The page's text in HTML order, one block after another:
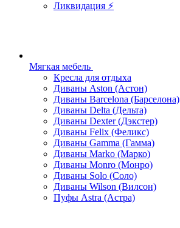
Ликвидация ⚡
Мягкая мебель
Кресла для отдыха
Диваны Aston (Астон)
Диваны Barcelona (Барселона)
Диваны Delta (Дельта)
Диваны Dexter (Дэкстер)
Диваны Felix (Феликс)
Диваны Gamma (Гамма)
Диваны Marko (Марко)
Диваны Monro (Монро)
Диваны Solo (Соло)
Диваны Wilson (Вилсон)
Пуфы Astra (Астра)